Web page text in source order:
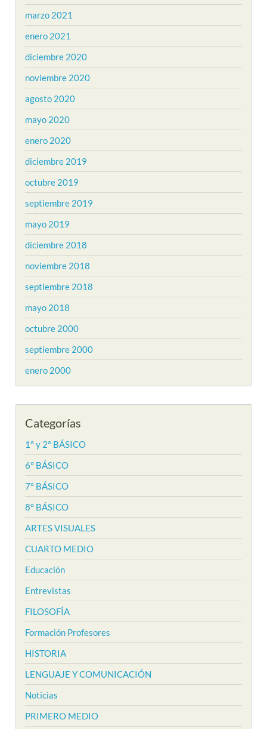
marzo 2021
enero 2021
diciembre 2020
noviembre 2020
agosto 2020
mayo 2020
enero 2020
diciembre 2019
octubre 2019
septiembre 2019
mayo 2019
diciembre 2018
noviembre 2018
septiembre 2018
mayo 2018
octubre 2000
septiembre 2000
enero 2000
Categorías
1° y 2° BÁSICO
6° BÁSICO
7° BÁSICO
8° BÁSICO
ARTES VISUALES
CUARTO MEDIO
Educación
Entrevistas
FILOSOFÍA
Formación Profesores
HISTORIA
LENGUAJE Y COMUNICACIÓN
Noticias
PRIMERO MEDIO